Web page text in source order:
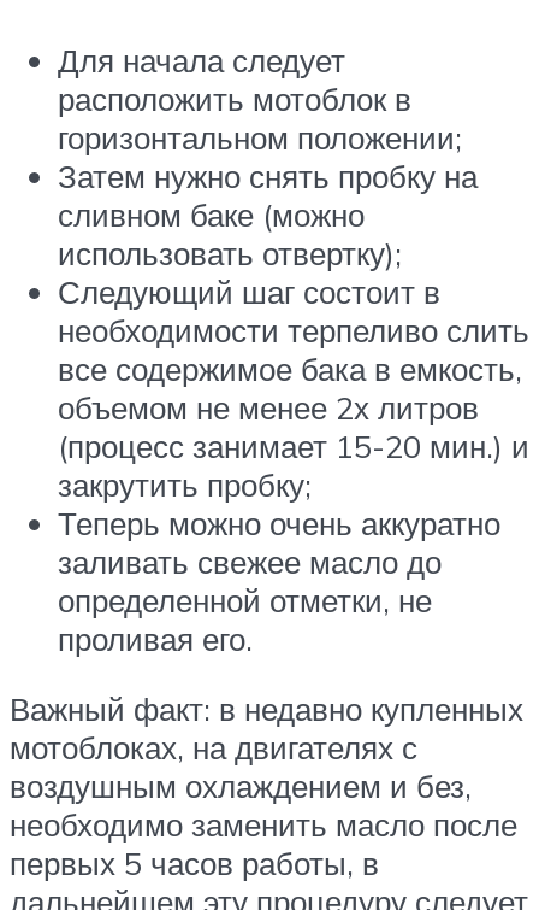
Для начала следует
расположить мотоблок в
горизонтальном положении;
Затем нужно снять пробку на
сливном баке (можно
использовать отвертку);
Следующий шаг состоит в
необходимости терпеливо слить
все содержимое бака в емкость,
объемом не менее 2х литров
(процесс занимает 15-20 мин.) и
закрутить пробку;
Теперь можно очень аккуратно
заливать свежее масло до
определенной отметки, не
проливая его.
Важный факт: в недавно купленных
мотоблоках, на двигателях с
воздушным охлаждением и без,
необходимо заменить масло после
первых 5 часов работы, в
дальнейшем эту процедуру следует